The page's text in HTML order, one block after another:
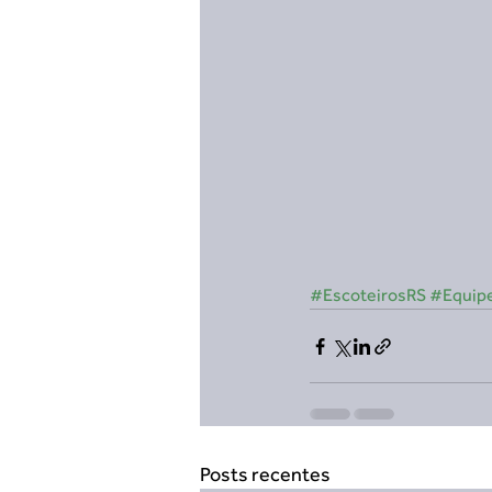
#EscoteirosRS
Posts recentes